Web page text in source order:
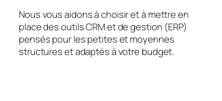
Nous vous aidons à choisir et à mettre en
place des outils CRM et de gestion (ERP)
pensés pour les petites et moyennes
structures et adaptés à votre budget.